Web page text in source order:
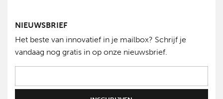
NIEUWSBRIEF
Het beste van innovatief in je mailbox? Schrijf je
vandaag nog gratis in op onze nieuwsbrief.